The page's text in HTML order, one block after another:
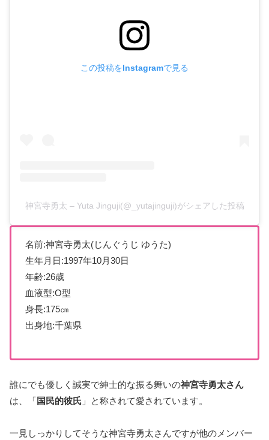
この投稿をInstagramで見る
神宮寺勇太 – Yuta Jinguji(@_yutajinguji)がシェアした投稿
名前:神宮寺勇太(じんぐうじ ゆうた)
生年月日:1997年10月30日
年齢:26歳
血液型:O型
身長:175㎝
出身地:千葉県
誰にでも優しく誠実で紳士的な振る舞いの神宮寺勇太さん
は、「国民的彼氏 」と称されて愛されています。
一見しっかりしてそうな神宮寺勇太さんですが他のメンバー